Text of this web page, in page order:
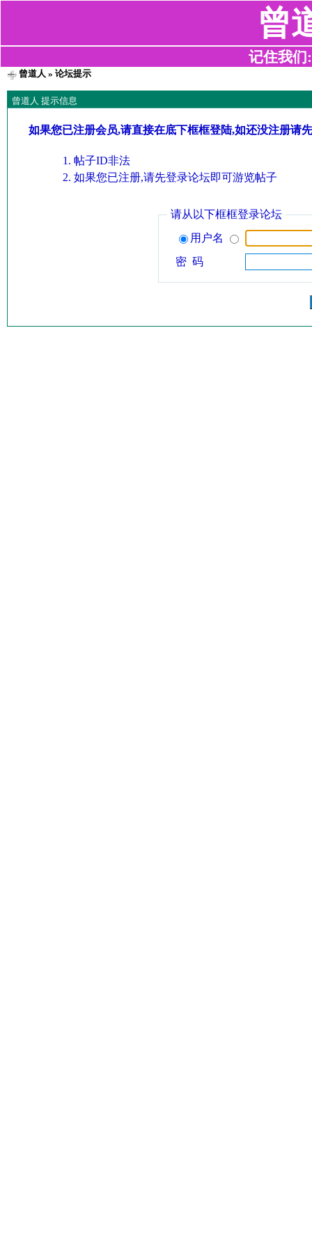
曾
记住我们
曾道人 » 论坛提示
曾道人 提示信息
如果您已注册会员,请直接在底下框框登陆,如还没注册请
帖子ID非法
如果您已注册,请先登录论坛即可游览帖子
请从以下框框登录论坛
用户名
密 码